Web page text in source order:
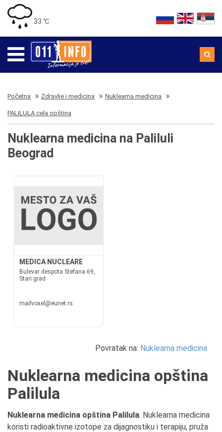
33 ℃
Početna Zdravlje i medicina Nuklearna medicina
PALILULA cela opština
Nuklearna medicina na Paliluli
Beograd
MEDICA NUCLEARE
Bulevar despota Stefana 69,
Stari grad
mailvoxel@eunet.rs
Povratak na: Nuklearna medicina
Nuklearna medicina opština
Palilula
Nuklearna medicina opština Palilula. Nuklearna medicina
koristi radioaktivne izotope za dijagnostiku i terapiju, pruža